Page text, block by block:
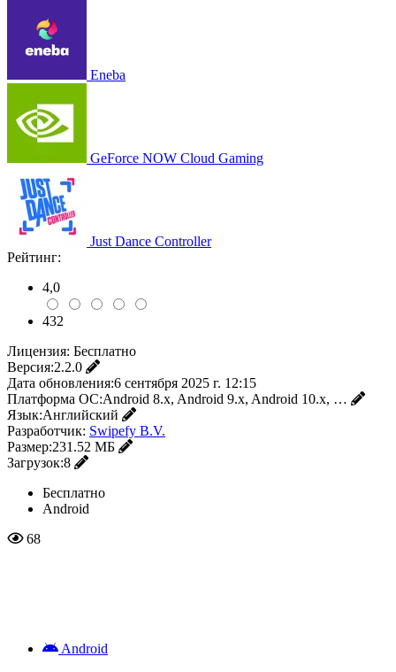
Eneba
GeForce NOW Cloud Gaming
Just Dance Controller
Рейтинг:
4,0
432
Лицензия: Бесплатно
Версия:2.2.0
Дата обновления:6 сентября 2025 г. 12:15
Платформа ОС:Android 8.x, Android 9.x, Android 10.x, …
Язык:Английский
Разработчик: Swipefy B.V.
Размер:231.52 МБ
Загрузок:8
Бесплатно
Android
68
Android